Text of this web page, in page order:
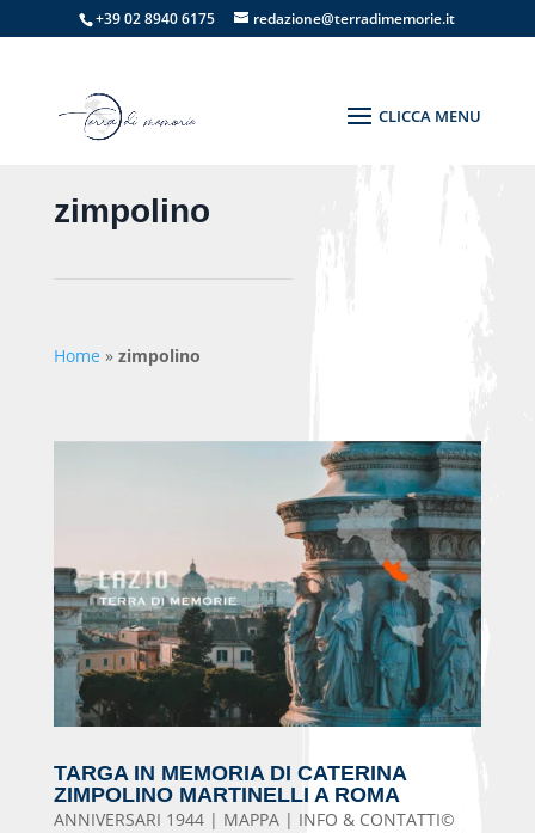
+39 02 8940 6175 redazione@terradimemorie.it
zimpolino
Home » zimpolino
TARGA IN MEMORIA DI CATERINA
ZIMPOLINO MARTINELLI A ROMA
ANNIVERSARI 1944 | MAPPA | INFO & CONTATTI©